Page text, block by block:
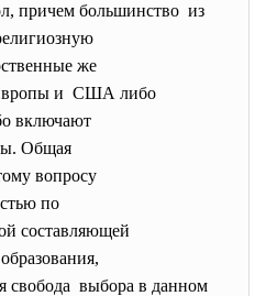
причем большинство из
же
и США либо
включают
Общая
вопросу
по
составляющей
свобода выбора в данном